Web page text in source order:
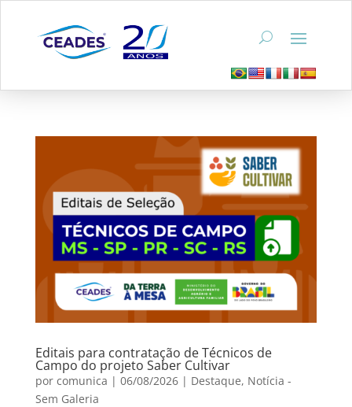
Editais para contratação de Técnicos de
Campo do projeto Saber Cultivar
por comunica | 06/08/2026| Destaque, Notícia -
Sem Galeria